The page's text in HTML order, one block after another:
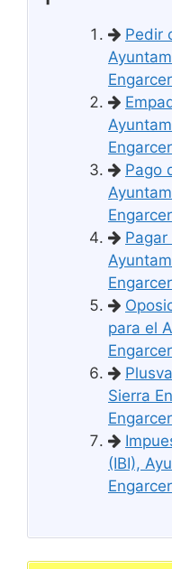
Pedir
Pago
para el
Sierra
(IBI),